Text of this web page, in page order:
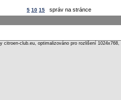
5 10 15 správ na stránce
citroen-club.eu, optimalizováno pro rozlišení 1024x768,